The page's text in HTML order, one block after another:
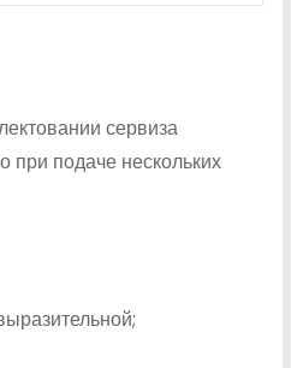
сервиза
при подаче нескольких